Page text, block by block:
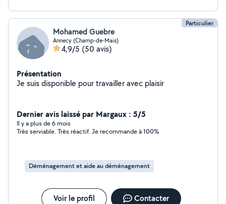
Particulier
Mohamed Guebre
Annecy (Champ-de-Mais)
4,9/5 (50 avis)
Présentation
Je suis disponible pour travailler avec plaisir
Dernier avis laissé par Margaux : 5/5
Il y a plus de 6 mois
Très serviable. Très réactif. Je recommande à 100%
Déménagement et aide au déménagement
Voir le profil Contacter